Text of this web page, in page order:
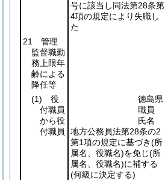
号に該当し同法第28条第
4項の規定により失職し
た
21 管理
監督職勤
務上限年
齢による
降任等
(1) 役
付職員
から役
付職員
徳島県
職員
氏名
地方公務員法第28条の2
第1項の規定に基づき(所
属名、役職名)を免じ(所
属名、役職名)に補する
(何級に決定する)